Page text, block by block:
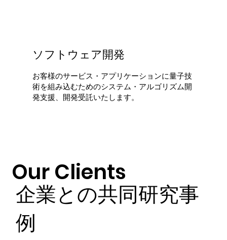
Our Clients
ソフトウェア開発
お客様のサービス・アプリケーションに量子技
術を組み込むためのシステム・アルゴリズム開
発支援、開発受託いたします。
企業との共同研究事
例